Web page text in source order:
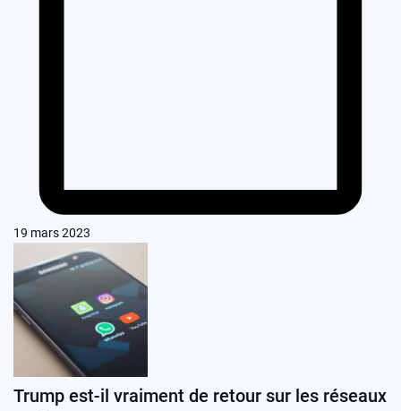
19 mars 2023
Trump est-il vraiment de retour sur les réseaux